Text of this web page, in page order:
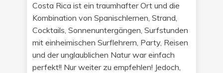
Costa Rica ist ein traumhafter Ort und die
Kombination von Spanischlernen, Strand,
Cocktails, Sonnenuntergängen, Surfstunden
mit einheimischen Surflehrern, Party, Reisen
und der unglaublichen Natur war einfach
perfekt!! Nur weiter zu empfehlen! Jedoch,